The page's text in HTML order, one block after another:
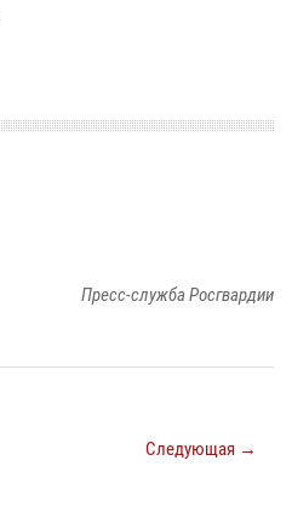
Пресс-служба Росгвардии
Следующая →